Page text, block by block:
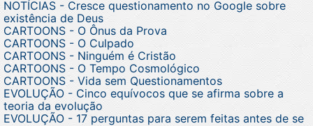
NOTÍCIAS - Cresce questionamento no Google sobre
existência de Deus
CARTOONS - O Ônus da Prova
CARTOONS - O Culpado
CARTOONS - Ninguém é Cristão
CARTOONS - O Tempo Cosmológico
CARTOONS - Vida sem Questionamentos
EVOLUÇÃO - Cinco equívocos que se afirma sobre a
teoria da evolução
EVOLUÇÃO - 17 perguntas para serem feitas antes de se